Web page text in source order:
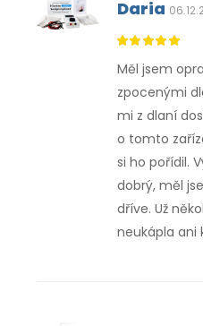
Daria
Měl jsem
zpocenými
mi z dlaní
o tomto
si ho pořídil.
dobrý, měl
dříve. Už
neukápla ani